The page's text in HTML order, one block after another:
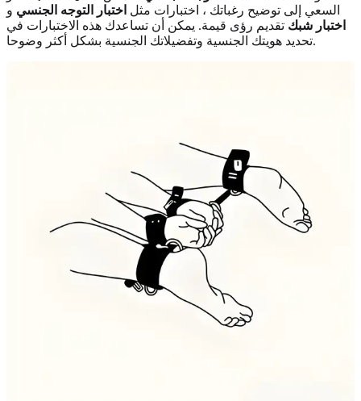
السعي إلى توضيح رغباتك ، اختبارات مثل اختبار التوجه الجنسي و
اختبار شبك تقديم رؤى قيمة. يمكن أن تساعدك هذه الاختبارات في
تحديد هويتك الجنسية وتفضيلاتك الجنسية بشكل أكثر وضوحا.